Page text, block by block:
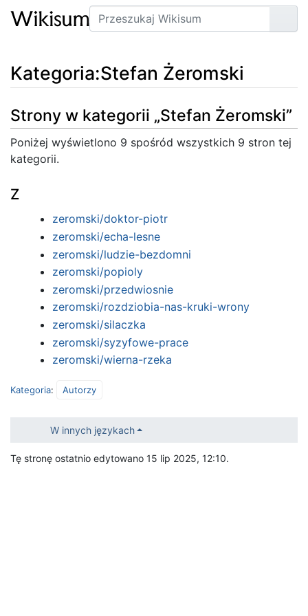
Szukaj
Kategoria:Stefan Żeromski
Strony w kategorii „Stefan Żeromski”
Poniżej wyświetlono 9 spośród wszystkich 9 stron tej
kategorii.
Z
zeromski/doktor-piotr
zeromski/echa-lesne
zeromski/ludzie-bezdomni
zeromski/popioly
zeromski/przedwiosnie
zeromski/rozdziobia-nas-kruki-wrony
zeromski/silaczka
zeromski/syzyfowe-prace
zeromski/wierna-rzeka
Kategoria: Autorzy
W innych językach
Tę stronę ostatnio edytowano 15 lip 2025, 12:10.